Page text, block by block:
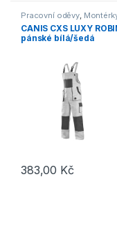
Pracovní oděvy,
CANIS CXS LUXY
pánské bílá/šedá
383,00 Kč
Tento produkt má